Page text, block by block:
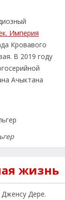
Империя
Кровавого
В 2019 году
Ачыктана
жизнь
Дере.